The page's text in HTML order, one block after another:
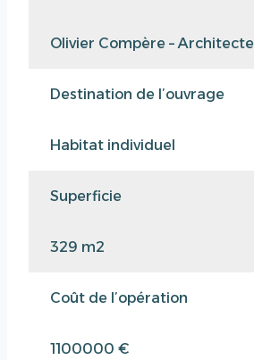
Olivier Compère – Architecte
Destination de l’ouvrage
Habitat individuel
Superficie
329 m2
Coût de l’opération
1100000 €